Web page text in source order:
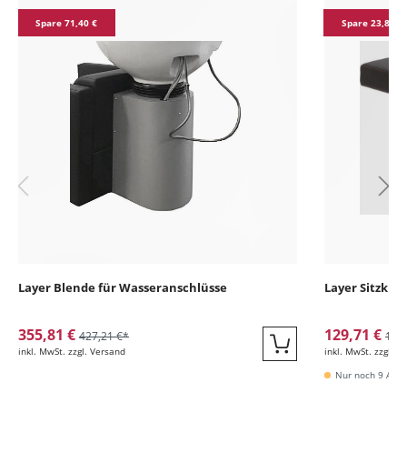
Spare 71,40 €
Layer Blende für Wasseranschlüsse
355,81 € 427,21 €*
inkl. MwSt. zzgl. Versand Quickbuy
Spare 23,80 €
Layer
129,71 €
inkl. MwSt. zzgl.
Nur noch 9